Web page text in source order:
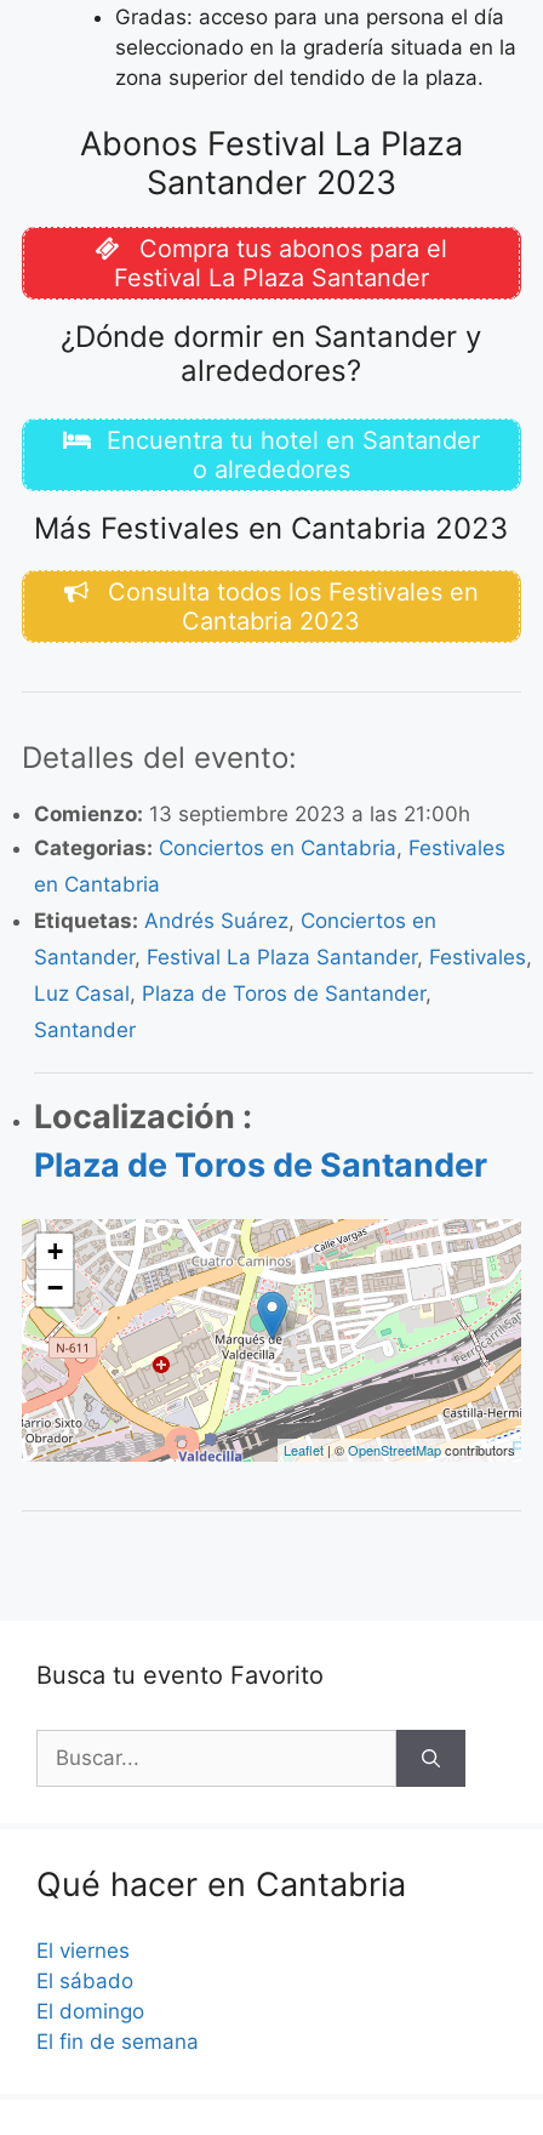
Gradas: acceso para una persona el día
seleccionado en la gradería situada en la
zona superior del tendido de la plaza.
Abonos Festival La Plaza
Santander 2023
Compra tus abonos para el
Festival La Plaza Santander
¿Dónde dormir en Santander y
alrededores?
Encuentra tu hotel en Santander
o alrededores
Más Festivales en Cantabria 2023
Consulta todos los Festivales en
Cantabria 2023
Detalles del evento:
Comienzo: 13 septiembre 2023 a las 21:00h
Categorias: Conciertos en Cantabria, Festivales
en Cantabria
Etiquetas: Andrés Suárez, Conciertos en
Santander, Festival La Plaza Santander, Festivales,
Luz Casal, Plaza de Toros de Santander,
Santander
Localización :
Plaza de Toros de Santander
+
−
Leaflet| ©OpenStreetMapcontributors
Busca tu evento Favorito
Buscar:
Qué hacer en Cantabria
El viernes
El sábado
El domingo
El fin de semana